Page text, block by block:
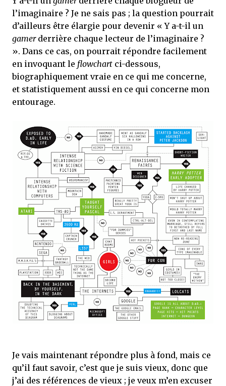
mettre sous tous les yeux. C'est cela...
l’imaginaire ? Je ne sais pas ; la question pourrait
d’ailleurs être élargie pour devenir « Y a-t-il un
gamerderrière chaque lecteur de l’imaginaire ?
». Dans ce cas, on pourrait répondre facilement
en invoquant le flowchart ci-dessous,
biographiquement vraie en ce qui me concerne,
et statistiquement aussi en ce qui concerne mon
entourage.
Je vais maintenant répondre plus à fond, mais ce
qu’il faut savoir, c’est que je suis vieux, donc que
j’ai des références de vieux ; je veux m’en excuser